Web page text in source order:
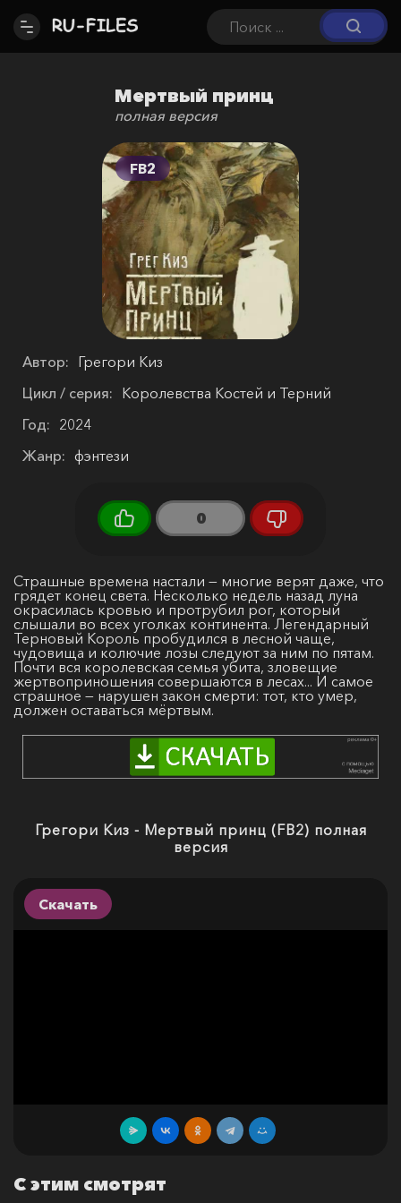
Мертвый принц
полная версия
FB2
Автор: Грегори Киз
Цикл / серия: Королевства Костей и Терний
Год: 2024
Жанр: фэнтези
0
Страшные времена настали — многие верят даже, что
грядет конец света. Несколько недель назад луна
окрасилась кровью и протрубил рог, который
слышали во всех уголках континента. Легендарный
Терновый Король пробудился в лесной чаще,
чудовища и колючие лозы следуют за ним по пятам.
Почти вся королевская семья убита, зловещие
жертвоприношения совершаются в лесах... И самое
страшное — нарушен закон смерти: тот, кто умер,
должен оставаться мёртвым.
Грегори Киз - Мертвый принц (FB2) полная
версия
Скачать
С этим смотрят